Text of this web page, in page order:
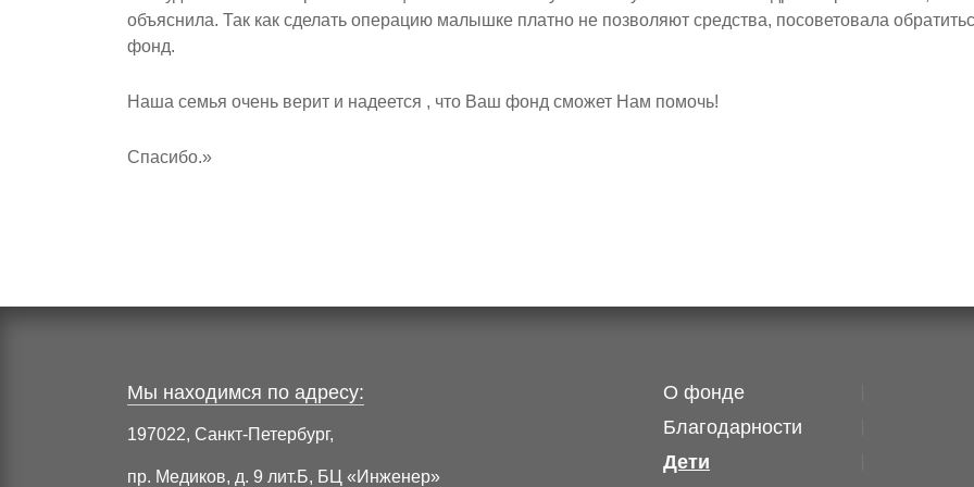
объяснила. Так как сделать операцию малышке платно не позволяют средства, посоветовала
фонд.
Наша семья очень верит и надеется , что Ваш фонд сможет Нам помочь!
Спасибо.»
Мы находимся по адресу:
197022, Санкт-Петербург,
пр. Медиков, д. 9 лит.Б, БЦ «Инженер»
О фонде
Благодарности
Дети